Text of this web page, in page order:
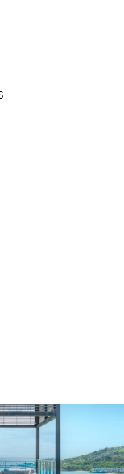
Chine
Dieu,